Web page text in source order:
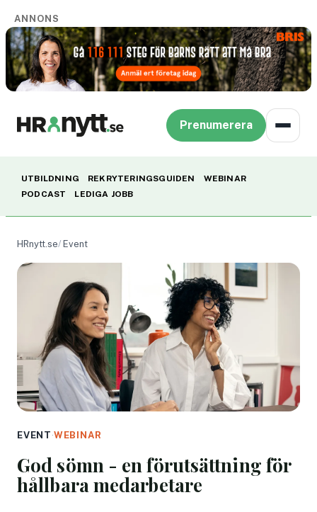
ANNONS
Prenumerera
UTBILDNING REKRYTERINGSGUIDEN
WEBINAR
PODCAST
LEDIGA JOBB
HRnytt.se Event
EVENT ·WEBINAR
God sömn - en förutsättning för
hållbara medarbetare